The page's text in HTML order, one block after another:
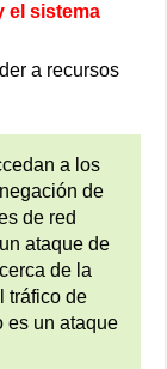
el sistema
a recursos
a los
de
de red
ataque de
de la
tráfico de
es un ataque